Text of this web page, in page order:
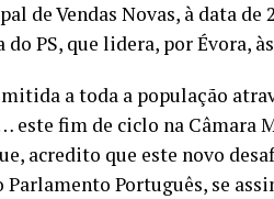
de Vendas Novas, à data
PS, que lidera, por Évora,
a toda a população
este fim de ciclo na Câmara
acredito que este novo
Parlamento Português, se